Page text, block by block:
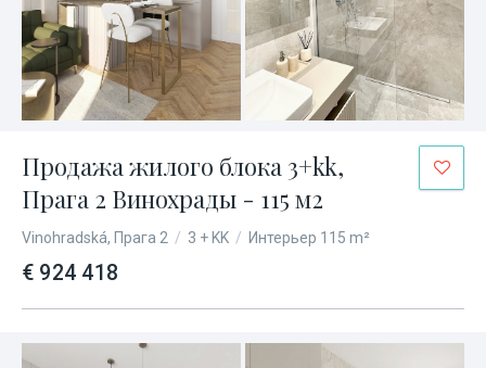
Продажа жилого блока 3+kk,
Прага 2 Винохрады - 115 м2
Vinohradská, Прага 2 / 3 + KK / Интерьер 115 m²
€ 924 418